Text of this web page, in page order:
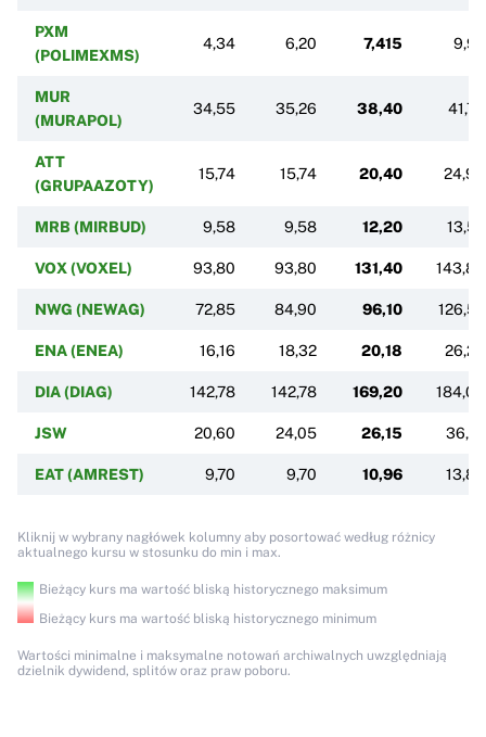
PXM
(POLIMEXMS)
4,34 6,20 7,415 9,97
MUR
(MURAPOL)
34,55 35,26 38,40 41,70
ATT
(GRUPAAZOTY)
15,74 15,74 20,40 24,94
MRB (MIRBUD) 9,58 9,58 12,20 13,52
VOX (VOXEL) 93,80 93,80 131,40 143,80
NWG (NEWAG) 72,85 84,90 96,10 126,52
ENA (ENEA) 16,16 18,32 20,18 26,23
DIA (DIAG) 142,78 142,78 169,20 184,00
JSW 20,60 24,05 26,15 36,10
EAT (AMREST) 9,70 9,70 10,96 13,80
Kliknij w wybrany nagłówek kolumny aby posortować według różnicy
aktualnego kursu w stosunku do min i max.
Bieżący kurs ma wartość bliską historycznego maksimum
Bieżący kurs ma wartość bliską historycznego minimum
Wartości minimalne i maksymalne notowań archiwalnych uwzględniają
dzielnik dywidend, splitów oraz praw poboru.